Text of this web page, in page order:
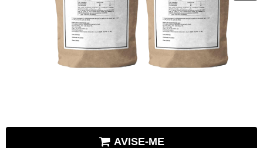
AVISE-ME